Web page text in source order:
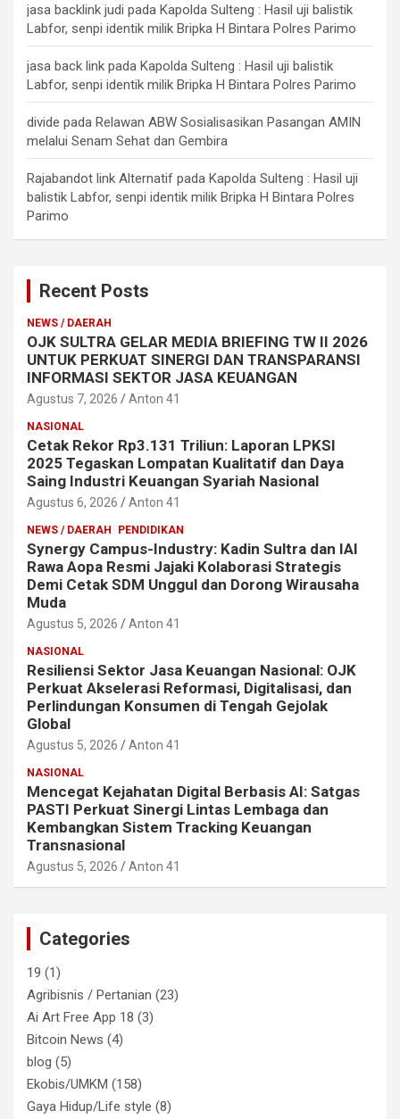
jasa backlink judi pada Kapolda Sulteng : Hasil uji balistik
Labfor, senpi identik milik Bripka H Bintara Polres Parimo
jasa back link pada Kapolda Sulteng : Hasil uji balistik
Labfor, senpi identik milik Bripka H Bintara Polres Parimo
divide pada Relawan ABW Sosialisasikan Pasangan AMIN
melalui Senam Sehat dan Gembira
Rajabandot link Alternatif pada Kapolda Sulteng : Hasil uji
balistik Labfor, senpi identik milik Bripka H Bintara Polres
Parimo
Recent Posts
NEWS / DAERAH
OJK SULTRA GELAR MEDIA BRIEFING TW II 2026
UNTUK PERKUAT SINERGI DAN TRANSPARANSI
INFORMASI SEKTOR JASA KEUANGAN
Agustus 7, 2026 Anton 41
NASIONAL
Cetak Rekor Rp3.131 Triliun: Laporan LPKSI
2025 Tegaskan Lompatan Kualitatif dan Daya
Saing Industri Keuangan Syariah Nasional
Agustus 6, 2026 Anton 41
NEWS / DAERAH PENDIDIKAN
Synergy Campus-Industry: Kadin Sultra dan IAI
Rawa Aopa Resmi Jajaki Kolaborasi Strategis
Demi Cetak SDM Unggul dan Dorong Wirausaha
Muda
Agustus 5, 2026 Anton 41
NASIONAL
Resiliensi Sektor Jasa Keuangan Nasional: OJK
Perkuat Akselerasi Reformasi, Digitalisasi, dan
Perlindungan Konsumen di Tengah Gejolak
Global
Agustus 5, 2026 Anton 41
NASIONAL
Mencegat Kejahatan Digital Berbasis AI: Satgas
PASTI Perkuat Sinergi Lintas Lembaga dan
Kembangkan Sistem Tracking Keuangan
Transnasional
Agustus 5, 2026 Anton 41
Categories
19 (1)
Agribisnis / Pertanian (23)
Ai Art Free App 18 (3)
Bitcoin News (4)
blog (5)
Ekobis/UMKM (158)
Gaya Hidup/Life style (8)